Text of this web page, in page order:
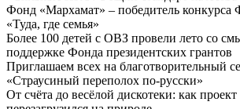
Фонд «Мархамат» – победитель конкурса
«Туда, где семья»
Более 100 детей с ОВЗ провели лето со
поддержке Фонда президентских грантов
Приглашаем всех на благотворительный
«Страусиный переполох по-русски»
От счёта до весёлой дискотеки: как